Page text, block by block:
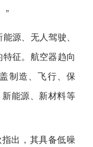
”
源、无人驾驶、
征。航空器趋向
制造、飞行、保
能源、新材料等
出，其具备低噪